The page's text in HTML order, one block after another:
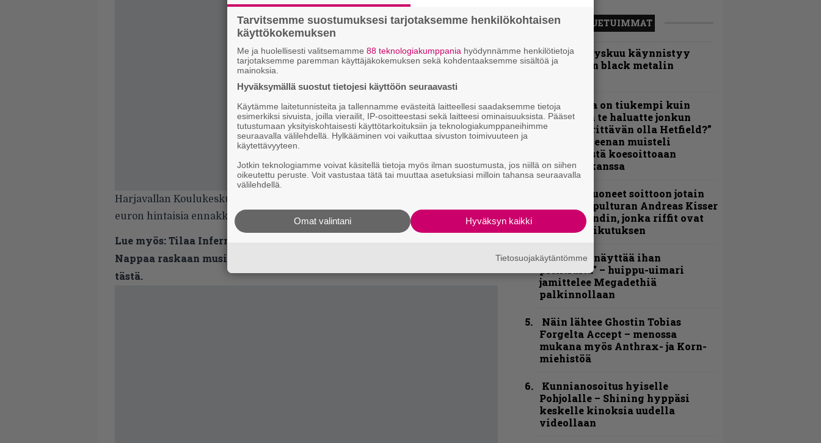
Harjavallan Koulukeskuksen rantaan kannattaa siis saapua kauempaakin. 35,5
euron hintaisia ennakkolippuja saa Tiketistä.
Lue myös:Tilaa Infernon uutiskirje ja tiedät mistä kahvitauolla puhutaan!
Nappaa raskaan musiikin uutiset ja puheenaiheet suoraan sähköpostiin
tästä.
LUETUIMMAT
Espoon syyskuu käynnistyy
kotimaisen black metalin
”Metallica on tiukempi kuin
koskaan ja te haluatte jonkun
nulikan yrittävän olla Hetfield?”
– Pepper Keenan muisteli
ensimmäistä koesoittoaan
hevijätin kanssa
”He ovat tuoneet soittoon jotain
uutta” – Sepulturan Andreas Kisser
nimeää bändin, jonka riffit ovat
tehneet vaikutuksen
”Mitalini näyttää ihan
plektralta” – huippu-uimari
jamittelee Megadethiä
palkinnollaan
Näin lähtee Ghostin Tobias
Forgelta Accept – menossa
mukana myös Anthrax- ja Korn-
miehistöä
Kunnianosoitus hyiselle
Pohjolalle – Shining hyppäsi
keskelle kinoksia uudella
videollaan
Tarvitsemme suostumuksesi tarjotaksemme henkilökohtaisen
käyttökokemuksen
Me ja huolellisesti valitsemamme 88 teknologiakumppania hyödynnämme henkilötietoja
tarjotaksemme paremman käyttäjäkokemuksen sekä kohdentaaksemme sisältöä ja
mainoksia.
Hyväksymällä suostut tietojesi käyttöön seuraavasti
Käytämme laitetunnisteita ja tallennamme evästeitä laitteellesi saadaksemme tietoja
esimerkiksi sivuista, joilla vierailit, IP-osoitteestasi sekä laitteesi ominaisuuksista. Pääset
tutustumaan yksityiskohtaisesti käyttötarkoituksiin ja teknologiakumppaneihimme
seuraavalla välilehdellä. Hylkääminen voi vaikuttaa sivuston toimivuuteen ja
käytettävyyteen.
Jotkin teknologiamme voivat käsitellä tietoja myös ilman suostumusta, jos niillä on siihen
oikeutettu peruste. Voit vastustaa tätä tai muuttaa asetuksiasi milloin tahansa seuraavalla
välilehdellä.
Hyväksyn kaikki
Omat valintani
Tietosuojakäytäntömme